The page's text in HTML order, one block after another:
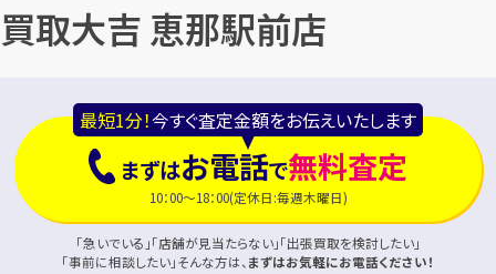
買取大吉 恵那駅前店
最短1分！今すぐ査定金額をお伝えいたします
まずはお電話で無料査定
10：00～18：00(定休日:毎週木曜日)
「急いでいる」「店舗が見当たらない」「出張買取を検討したい」
「事前に相談したい」そんな方は、まずはお気軽にお電話ください！